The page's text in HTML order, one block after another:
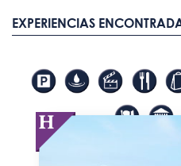
EXPERIENCIAS